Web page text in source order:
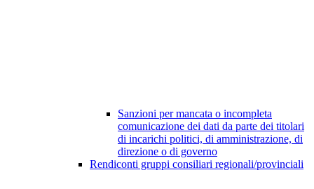
Sanzioni per mancata o incompleta
comunicazione dei dati da parte dei titolari
di incarichi politici, di amministrazione, di
direzione o di governo
Rendiconti gruppi consiliari regionali/provinciali